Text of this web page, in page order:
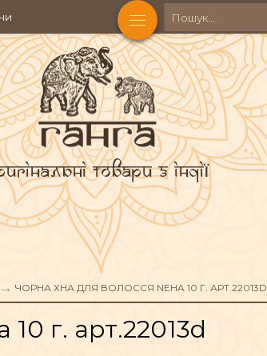
товари з Індії
КОСМЕТИКА
АКСЕСУАРИ
ФІГУРИ БОЖЕСТВ
ЧОРНА ХНА ДЛЯ ВОЛОССЯ NEHA 10 Г. АРТ.22013D
г. арт.22013d